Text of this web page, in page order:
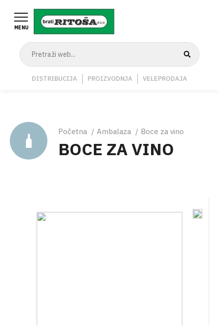
glavni
Navigation
DISTRIBUCIJA PROIZVODNJA VELEPRODAJA
MENU
Breadcrumb
Početna Ambalaza Boce za vino
BOCE ZA VINO